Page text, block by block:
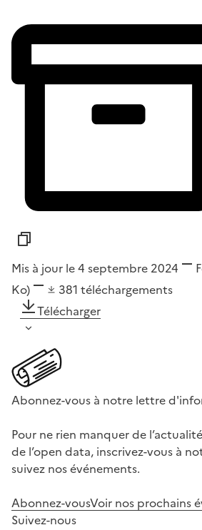
Mis à jour le 4 septembre 2024
Ko)
381 téléchargements
Télécharger
Abonnez-vous à notre lettre
Pour ne rien manquer de
de l’open data, inscrivez-vous à
suivez nos événements.
Abonnez-vousVoir nos prochains
Suivez-nous